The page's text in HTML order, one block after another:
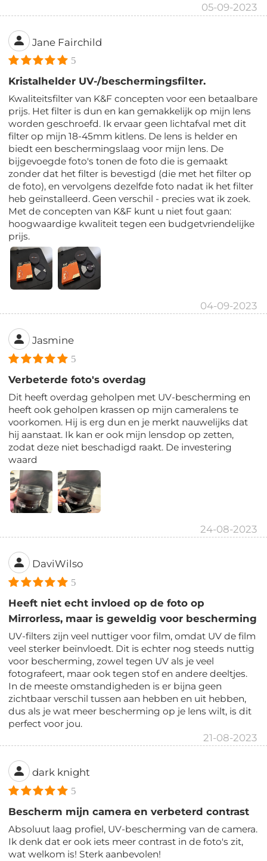
05-09-2023
Jane Fairchild
5
Kristalhelder UV-/beschermingsfilter.
Kwaliteitsfilter van K&F concepten voor een betaalbare
prijs. Het filter is dun en kan gemakkelijk op mijn lens
worden geschroefd. Ik ervaar geen lichtafval met dit
filter op mijn 18-45mm kitlens. De lens is helder en
biedt een beschermingslaag voor mijn lens. De
bijgevoegde foto's tonen de foto die is gemaakt
zonder dat het filter is bevestigd (die met het filter op
de foto), en vervolgens dezelfde foto nadat ik het filter
heb geïnstalleerd. Geen verschil - precies wat ik zoek.
Met de concepten van K&F kunt u niet fout gaan:
hoogwaardige kwaliteit tegen een budgetvriendelijke
prijs.
04-09-2023
Jasmine
5
Verbeterde foto's overdag
Dit heeft overdag geholpen met UV-bescherming en
heeft ook geholpen krassen op mijn cameralens te
voorkomen. Hij is erg dun en je merkt nauwelijks dat
hij aanstaat. Ik kan er ook mijn lensdop op zetten,
zodat deze niet beschadigd raakt. De investering
waard
24-08-2023
DaviWilso
5
Heeft niet echt invloed op de foto op
Mirrorless, maar is geweldig voor bescherming
UV-filters zijn veel nuttiger voor film, omdat UV de film
veel sterker beïnvloedt. Dit is echter nog steeds nuttig
voor bescherming, zowel tegen UV als je veel
fotografeert, maar ook tegen stof en andere deeltjes.
In de meeste omstandigheden is er bijna geen
zichtbaar verschil tussen aan hebben en uit hebben,
dus als je wat meer bescherming op je lens wilt, is dit
perfect voor jou.
21-08-2023
dark knight
5
Bescherm mijn camera en verbeterd contrast
Absoluut laag profiel, UV-bescherming van de camera.
Ik denk dat er ook iets meer contrast in de foto's zit,
wat welkom is! Sterk aanbevolen!